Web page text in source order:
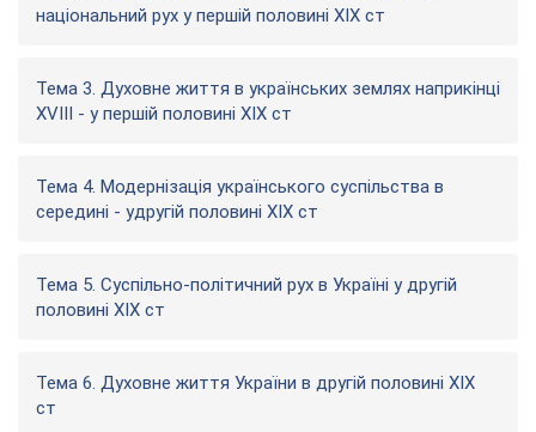
національний рух у першій половині ХІХ ст
Тема 3. Духовне життя в українських землях наприкінці
XVIII - у першій половині XIX ст
Тема 4. Модернізація українського суспільства в
середині - удругій половині ХІХ ст
Тема 5. Суспільно-політичний рух в Україні у другій
половині ХІХ ст
Тема 6. Духовне життя України в другій половині ХІХ
ст